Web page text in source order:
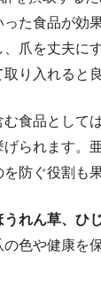
った食品が効
爪を丈夫に
り入れると
食品としては
げられます。
防ぐ役割も
うれん草、ひ
色や健康を